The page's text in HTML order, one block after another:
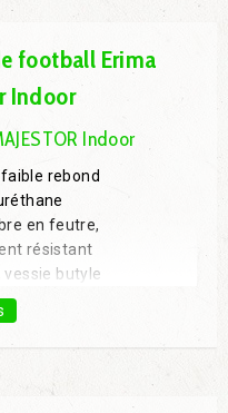
améliorée grâce à
3D spéciale
entraînement ERI-
football Erima
Indoor
Indoor
rebond
en feutre,
résistant
vessie butyle